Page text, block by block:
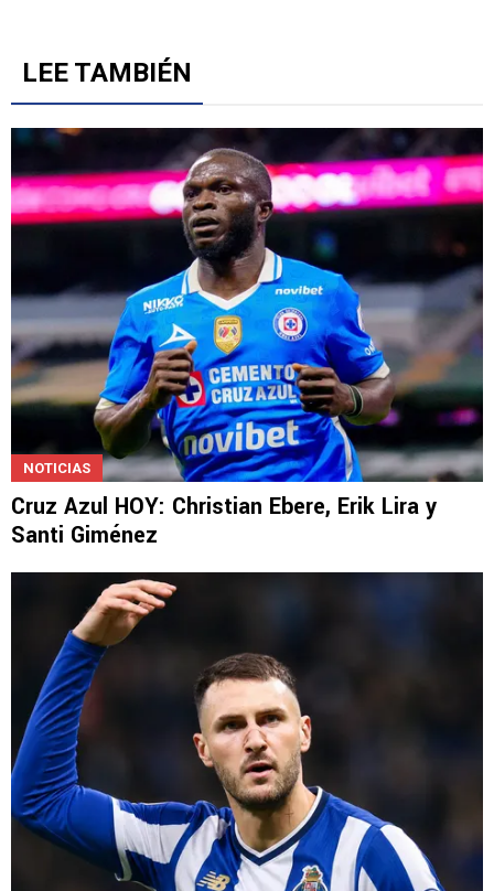
LEE TAMBIÉN
Cruz Azul HOY: Christian Ebere, Erik Lira y
Santi Giménez